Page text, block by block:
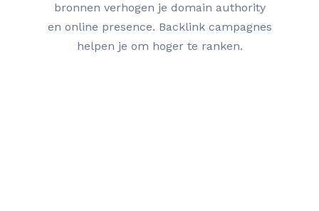
bronnen verhogen je domain authority
en online presence. Backlink campagnes
helpen je om hoger te ranken.